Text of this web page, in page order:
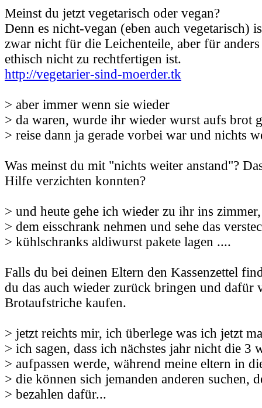
Meinst du jetzt vegetarisch oder vegan?
Denn es nicht-vegan (eben auch vegetarisch)
zwar nicht für die Leichenteile, aber für
ethisch nicht zu rechtfertigen ist.
http://vegetarier-sind-moerder.tk
> aber immer wenn sie wieder
> da waren, wurde ihr wieder wurst aufs brot
> reise dann ja gerade vorbei war und nichts
Was meinst du mit "nichts weiter anstand"?
Hilfe verzichten konnten?
> und heute gehe ich wieder zu ihr ins
> dem eisschrank nehmen und sehe das
> kühlschranks aldiwurst pakete lagen ....
Falls du bei deinen Eltern den Kassenzettel
du das auch wieder zurück bringen und dafür
Brotaufstriche kaufen.
> jetzt reichts mir, ich überlege was ich jetzt
> ich sagen, dass ich nächstes jahr nicht die 3
> aufpassen werde, während meine eltern in
> die können sich jemanden anderen suchen,
> bezahlen dafür...